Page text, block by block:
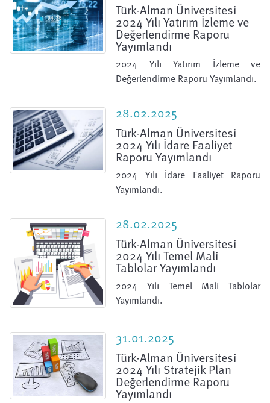
Türk-Alman Üniversitesi
2024 Yılı Yatırım İzleme ve
Değerlendirme Raporu
Yayımlandı
2024 Yılı Yatırım İzleme ve
Değerlendirme Raporu Yayımlandı.
28.02.2025
Türk-Alman Üniversitesi
2024 Yılı İdare Faaliyet
Raporu Yayımlandı
2024 Yılı İdare Faaliyet Raporu
Yayımlandı.
28.02.2025
Türk-Alman Üniversitesi
2024 Yılı Temel Mali
Tablolar Yayımlandı
2024 Yılı Temel Mali Tablolar
Yayımlandı.
31.01.2025
Türk-Alman Üniversitesi
2024 Yılı Stratejik Plan
Değerlendirme Raporu
Yayımlandı